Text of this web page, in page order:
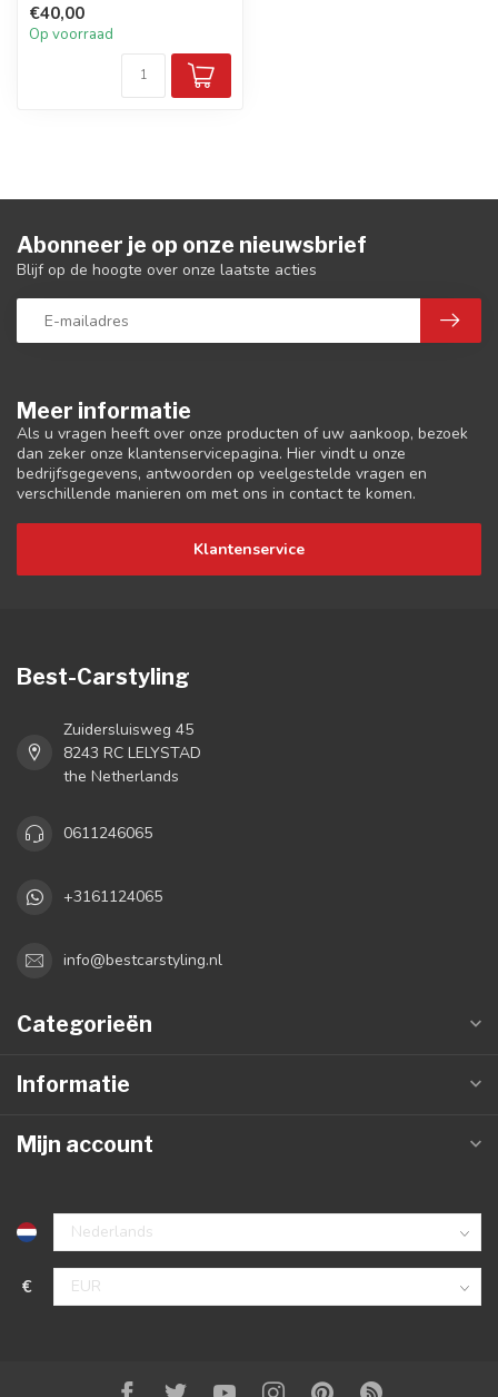
€40,00
Op voorraad
Meer informatie
Als u vragen heeft over onze producten of uw aankoop, bezoek
dan zeker onze klantenservicepagina. Hier vindt u onze
bedrijfsgegevens, antwoorden op veelgestelde vragen en
verschillende manieren om met ons in contact te komen.
Klantenservice
Abonneer je op onze nieuwsbrief
Blijf op de hoogte over onze laatste acties
Best-Carstyling
Zuidersluisweg 45
8243 RC LELYSTAD
the Netherlands
0611246065
+3161124065
info@bestcarstyling.nl
Categorieën
Informatie
Mijn account
€